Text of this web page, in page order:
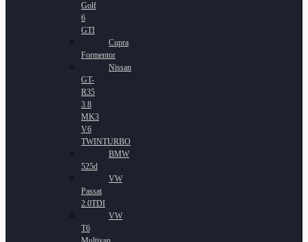
Golf
6
GTI
Cupra
Formentor
Nissan
GT-
R35
3.8
MK3
V6
TWINTURBO
BMW
525d
VW
Passat
2.0TDI
VW
T6